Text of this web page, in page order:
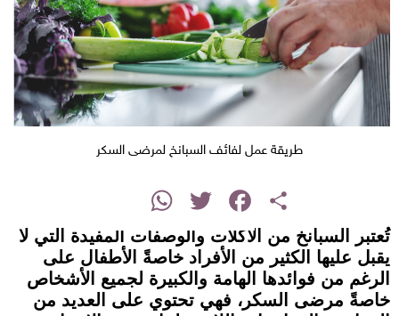
طريقة عمل لفائف السبانخ لمرضى السكر
Share
Facebook
Twitter
WhatsApp
تُعتبر السبانخ من الأكلات والوصفات المفيدة التي لا
يقبل عليها الكثير من الأفراد خاصةً الأطفال على
الرغم من فوائدها الهامة والكبيرة لجميع الأشخاص
خاصةً مرضى السكر، فهي تحتوي على العديد من